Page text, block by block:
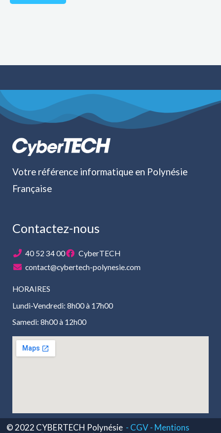
Votre référence informatique en Polynésie
Française
Contactez-nous
40 52 34 00
CyberTECH
contact@cybertech-polynesie.com
HORAIRES
Lundi-Vendredi: 8h00 à 17h00
Samedi: 8h00 à 12h00
© 2022 CYBERTECH Polynésie - CGV - Mentions